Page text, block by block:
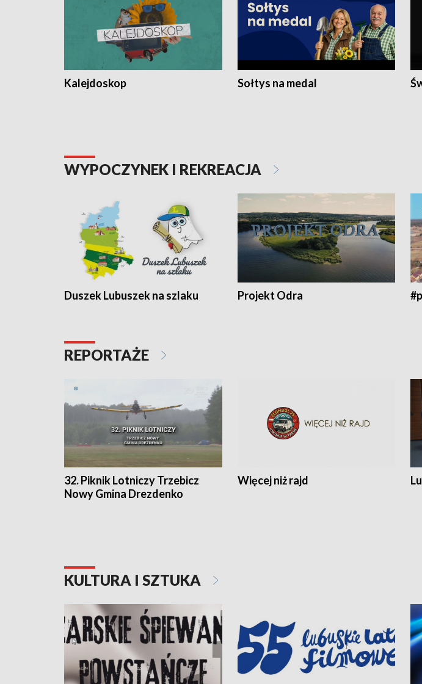
Kalejdoskop Sołtys na medal
WYPOCZYNEK I REKREACJA
Duszek Lubuszek na szlaku Projekt Odra
REPORTAŻE
32. Piknik Lotniczy Trzebicz
Nowy Gmina Drezdenko
Więcej niż rajd
KULTURA I SZTUKA